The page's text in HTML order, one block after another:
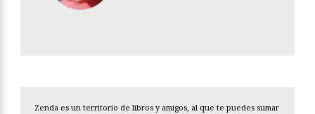
Zenda es un territorio de libros y amigos, al que te puedes sumar